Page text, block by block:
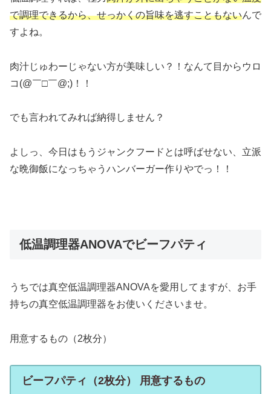
で調理できるから、せっかくの旨味を逃すこともないんで
すよね。
肉汁じゅわーじゃない方が美味しい？！なんて目からウロ
コ(@￣□￣@;)！！
でも言われてみれば納得しません？
よしっ、今日はもうジャンクフードとは呼ばせない、立派
な晩御飯になっちゃうハンバーガー作りやでっ！！
低温調理器ANOVAでビーフパティ
うちでは真空低温調理器ANOVAを愛用してますが、お手
持ちの真空低温調理器をお使いくださいませ。
用意するもの（2枚分）
ビーフパティ（2枚分） 用意するもの